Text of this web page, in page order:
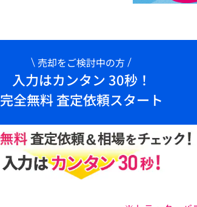
売却をご検討中の方
入力はカンタン 30秒！
完全無料 査定依頼スタート